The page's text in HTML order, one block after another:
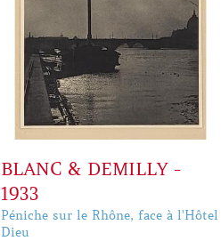
BLANC & DEMILLY -
1933
Péniche sur le Rhône, face à l'Hôtel
Dieu